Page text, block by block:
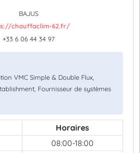
BAJUS
chauffaclim-62.fr/
+33 6 06 44 34 97
VMC Simple & Double Flux,
Fournisseur de systèmes
Horaires
08:00-18:00